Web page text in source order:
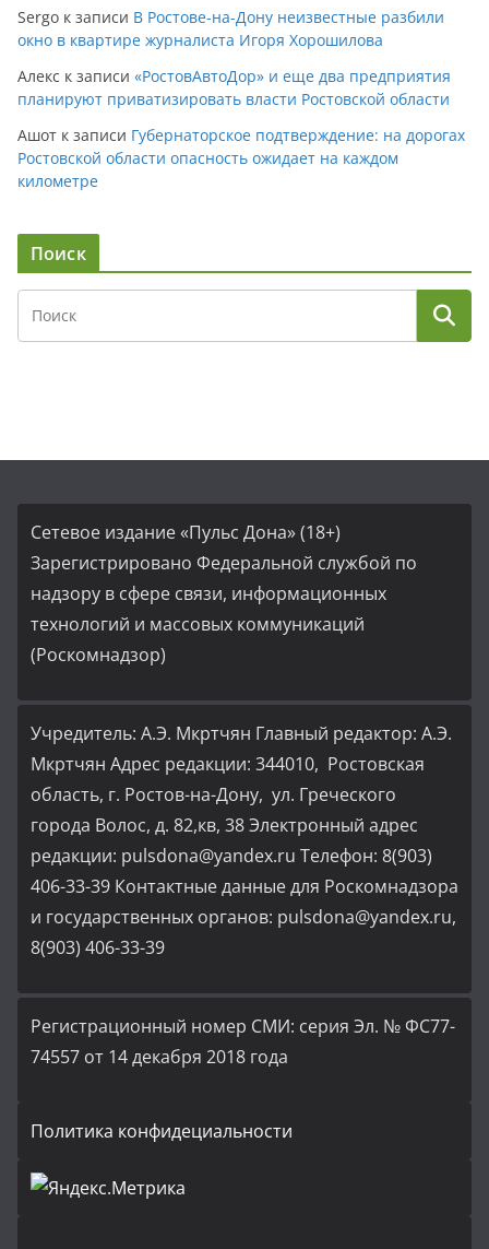
Sergo к записи В Ростове-на-Дону неизвестные разбили
окно в квартире журналиста Игоря Хорошилова
Алекс к записи «РостовАвтоДор» и еще два предприятия
планируют приватизировать власти Ростовской области
Ашот к записи Губернаторское подтверждение: на дорогах
Ростовской области опасность ожидает на каждом
километре
Поиск
Сетевое издание «Пульс Дона» (18+)
Зарегистрировано Федеральной службой по
надзору в сфере связи, информационных
технологий и массовых коммуникаций
(Роскомнадзор)
Учредитель: А.Э. Мкртчян Главный редактор: А.Э.
Мкртчян Адрес редакции: 344010, Ростовская
область, г. Ростов-на-Дону, ул. Греческого
города Волос, д. 82,кв, 38 Электронный адрес
редакции: pulsdona@yandex.ru Телефон: 8(903)
406-33-39 Контактные данные для Роскомнадзора
и государственных органов: pulsdona@yandex.ru,
8(903) 406-33-39
Регистрационный номер СМИ: серия Эл. № ФС77-
74557 от 14 декабря 2018 года
Политика конфидециальности